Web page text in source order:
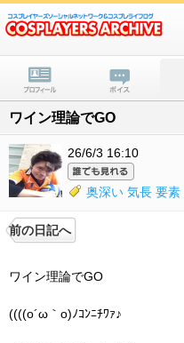
ワイン理論でGO
26/6/3 16:10
奥深い 気長 要素
前の日記へ
ワイン理論でGO
((((o´ω｀o)ﾉｺﾝﾆﾁﾜｧ♪